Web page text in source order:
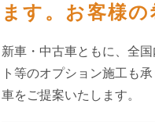
ます。お客様
新車・中古車ともに、全
ト等のオプション施工も
車をご提案いたします。